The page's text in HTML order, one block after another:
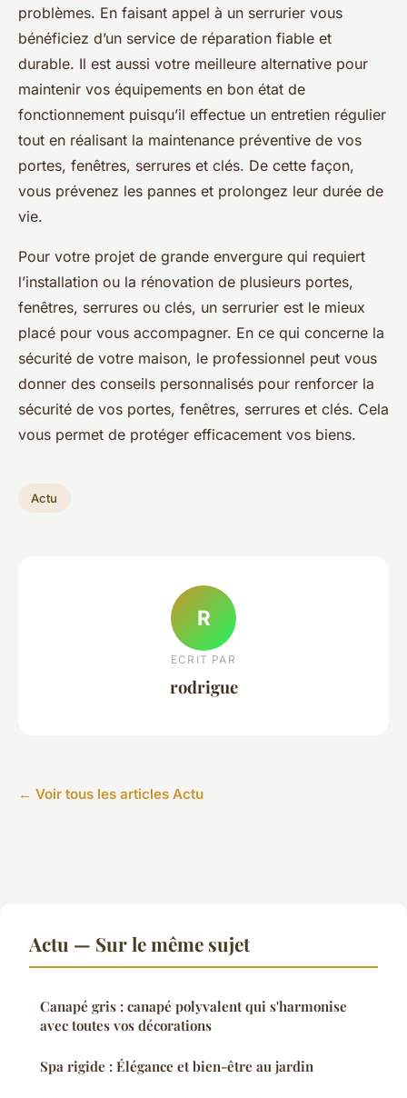
problèmes. En faisant appel à un serrurier vous
bénéficiez d’un service de réparation fiable et
durable. Il est aussi votre meilleure alternative pour
maintenir vos équipements en bon état de
fonctionnement puisqu’il effectue un entretien régulier
tout en réalisant la maintenance préventive de vos
portes, fenêtres, serrures et clés. De cette façon,
vous prévenez les pannes et prolongez leur durée de
vie.
Pour votre projet de grande envergure qui requiert
l’installation ou la rénovation de plusieurs portes,
fenêtres, serrures ou clés, un serrurier est le mieux
placé pour vous accompagner. En ce qui concerne la
sécurité de votre maison, le professionnel peut vous
donner des conseils personnalisés pour renforcer la
sécurité de vos portes, fenêtres, serrures et clés. Cela
vous permet de protéger efficacement vos biens.
Actu
R
ECRIT PAR
rodrigue
← Voir tous les articles Actu
Actu — Sur le même sujet
Canapé gris : canapé polyvalent qui s'harmonise
avec toutes vos décorations
Spa rigide : Élégance et bien-être au jardin